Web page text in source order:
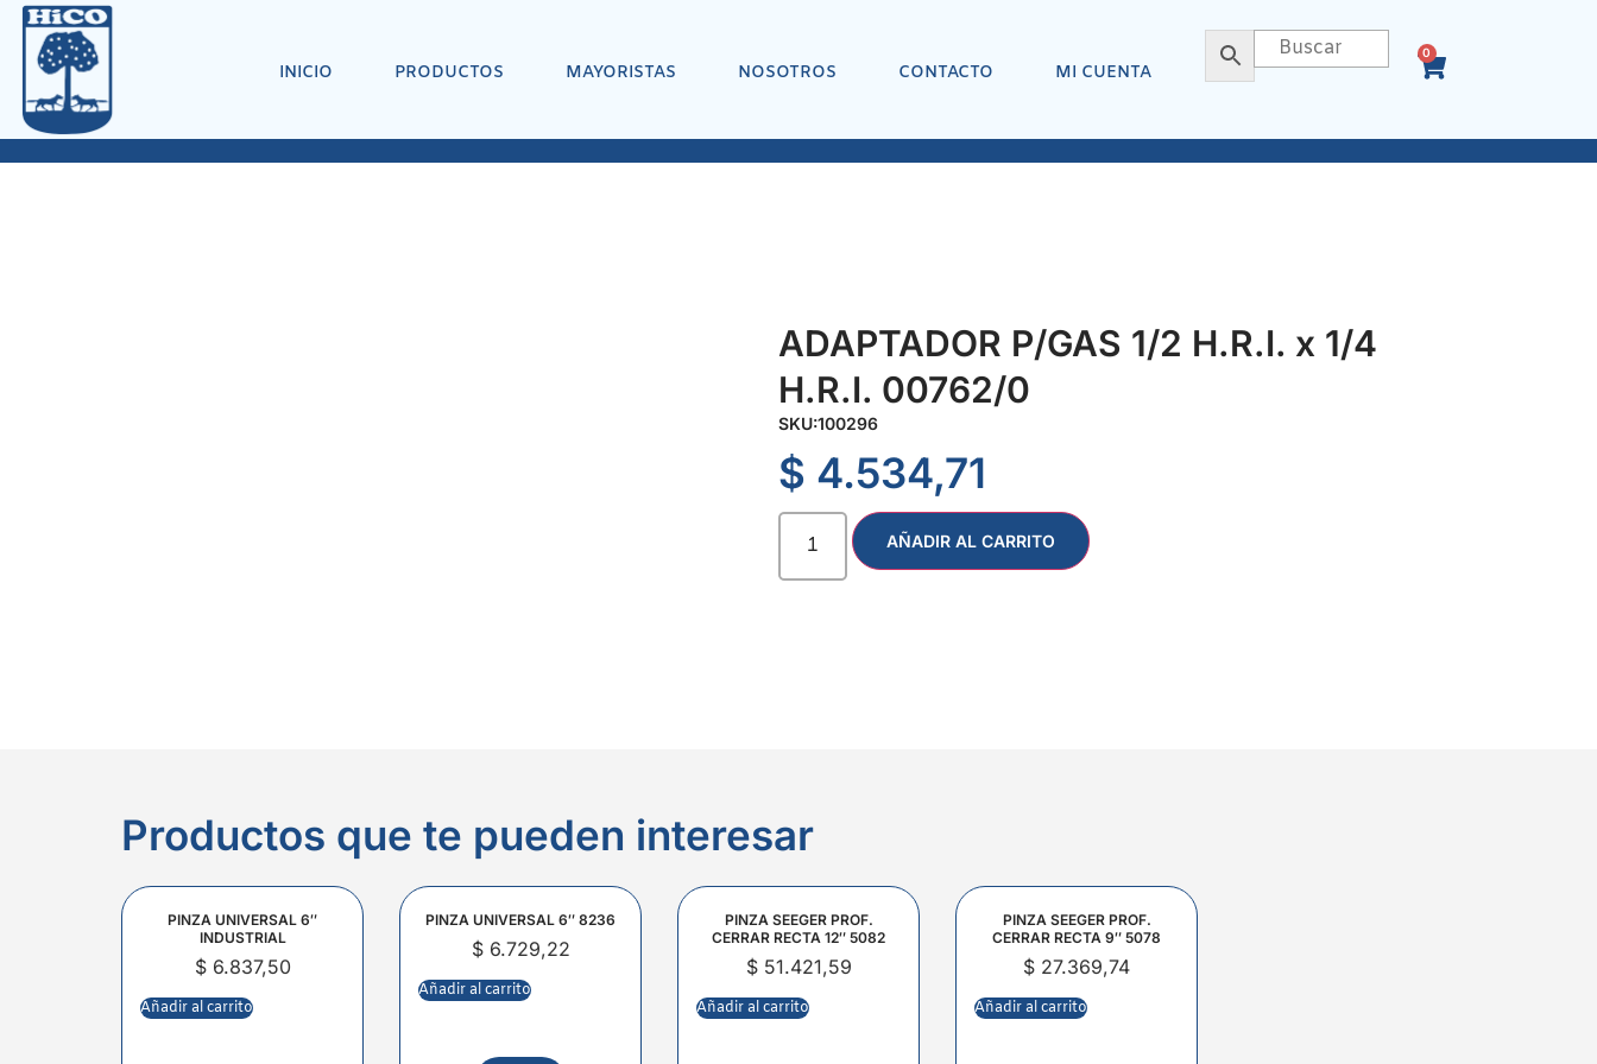
INICIO PRODUCTOS MAYORISTAS NOSOTROS CONTACTO MI CUENTA
0
ADAPTADOR P/GAS 1/2 H.R.I. x 1/4
H.R.I. 00762/0
SKU:100296
$ 4.534,71
AÑADIR AL CARRITO
Productos que te pueden interesar
PINZA UNIVERSAL 6″
INDUSTRIAL
$6.837,50
Añadir al carrito
PINZA UNIVERSAL 6″ 8236
$6.729,22
Añadir al carrito
PINZA SEEGER PROF.
CERRAR RECTA 12″ 5082
$51.421,59
Añadir al carrito
PINZA SEEGER PROF.
CERRAR RECTA 9″ 5078
$ 27.369,74
Añadir al carrito